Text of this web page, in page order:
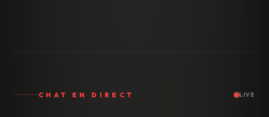
CHAT EN DIRECT LIVE